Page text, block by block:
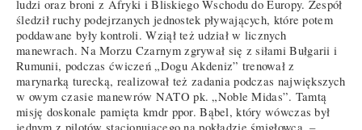
ludzi oraz broni z Afryki i Bliskiego Wschodu do Europy. Zespół
śledził ruchy podejrzanych jednostek pływających, które potem
poddawane były kontroli. Wziął też udział w licznych
manewrach. Na Morzu Czarnym zgrywał się z siłami Bułgarii i
Rumunii, podczas ćwiczeń „Dogu Akdeniz” trenował z
marynarką turecką, realizował też zadania podczas największych
w owym czasie manewrów NATO pk. „Noble Midas”. Tamtą
misję doskonale pamięta kmdr ppor. Bąbel, który wówczas był